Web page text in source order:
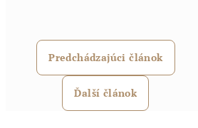
Predchádzajúci článok
Ďalší článok